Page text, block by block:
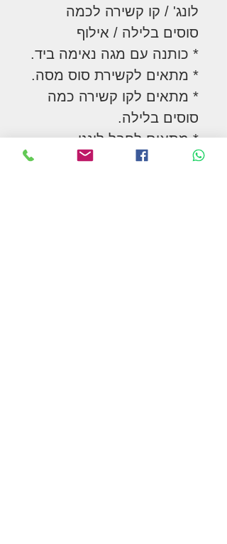
לונג' / קו קשירה לכמה
סוסים בלילה / אילוף
* כותנה עם מגה נאימה ביד.
* מתאים לקשירת סוס מסה.
* מתאים לקו קשירה כמה
סוסים בלילה.
* מתאים לחבל לונגי.
* עובי טוב